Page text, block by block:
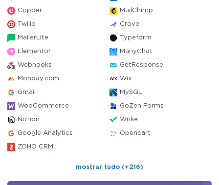
Copper MailChimp
Twilio Crove
MailerLite Typeform
Elementor ManyChat
Webhooks GetResponse
Monday.com Wix
Gmail MySQL
WooCommerce GoZen Forms
Notion Wrike
Google Analytics Opencart
ZOHO CRM
mostrar tudo (+216)